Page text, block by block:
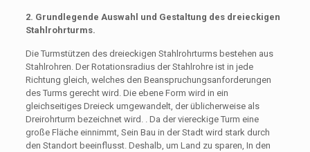
2. Grundlegende Auswahl und Gestaltung des dreieckigen
Stahlrohrturms.
Die Turmstützen des dreieckigen Stahlrohrturms bestehen aus
Stahlrohren. Der Rotationsradius der Stahlrohre ist in jede
Richtung gleich, welches den Beanspruchungsanforderungen
des Turms gerecht wird. Die ebene Form wird in ein
gleichseitiges Dreieck umgewandelt, der üblicherweise als
Dreirohrturm bezeichnet wird. . Da der viereckige Turm eine
große Fläche einnimmt, Sein Bau in der Stadt wird stark durch
den Standort beeinflusst. Deshalb, um Land zu sparen, In den